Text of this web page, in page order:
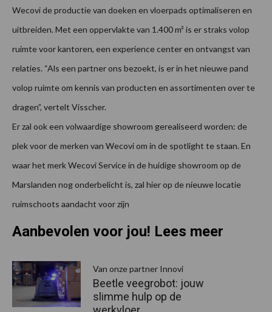
Wecovi de productie van doeken en vloerpads optimaliseren en
uitbreiden. Met een oppervlakte van 1.400 m² is er straks volop
ruimte voor kantoren, een experience center en ontvangst van
relaties. “Als een partner ons bezoekt, is er in het nieuwe pand
volop ruimte om kennis van producten en assortimenten over te
dragen”, vertelt Visscher.
Er zal ook een volwaardige showroom gerealiseerd worden: de
plek voor de merken van Wecovi om in de spotlight te staan. En
waar het merk Wecovi Service in de huidige showroom op de
Marslanden nog onderbelicht is, zal hier op de nieuwe locatie
ruimschoots aandacht voor zijn
Aanbevolen voor jou! Lees meer
Van onze partner Innovi
Beetle veegrobot: jouw
slimme hulp op de